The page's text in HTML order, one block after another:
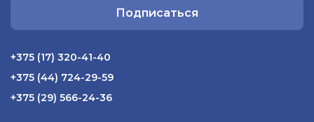
Подписаться
+375 (17) 320-41-40
+375 (44) 724-29-59
+375 (29) 566-24-36